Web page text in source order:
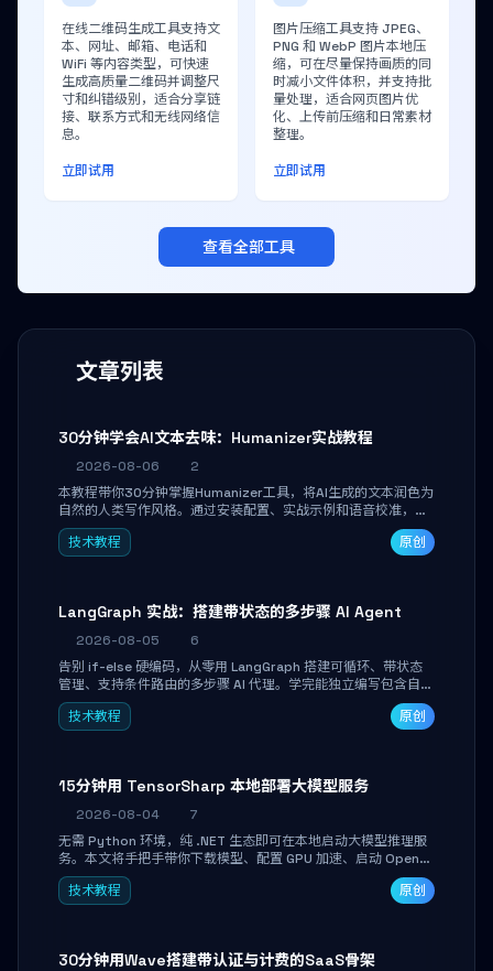
文章列表
30分钟学会AI文本去味：Humanizer实战教程
2026-08-06
2
本教程带你30分钟掌握Humanizer工具，将AI生成的文本润色为
自然的人类写作风格。通过安装配置、实战示例和语音校准，让
你的内容告别AI痕迹，匹配个人写作习惯，适合内容创作者和技
术博主。
技术教程 原创
LangGraph 实战：搭建带状态的多步骤 AI Agent
2026-08-05
6
告别 if-else 硬编码，从零用 LangGraph 搭建可循环、带状态
管理、支持条件路由的多步骤 AI 代理。学完能独立编写包含自动
决策、工具调用和持久化状态的复杂工作流，并避开递归溢出、
状态丢失等常见坑点。
技术教程 原创
15分钟用 TensorSharp 本地部署大模型服务
2026-08-04
7
无需 Python 环境，纯 .NET 生态即可在本地启动大模型推理服
务。本文将手把手带你下载模型、配置 GPU 加速、启动 OpenAI
兼容 API，并在 C# 业务代码中无缝调用。数据不出网，零门槛
搞定本地 LLM 部署。
技术教程 原创
30分钟用Wave搭建带认证与计费的SaaS骨架
在线二维码生成工具支持文
本、网址、邮箱、电话和
WiFi 等内容类型，可快速
生成高质量二维码并调整尺
寸和纠错级别，适合分享链
接、联系方式和无线网络信
息。
立即试用
图片压缩工具支持 JPEG、
PNG 和 WebP 图片本地压
缩，可在尽量保持画质的同
时减小文件体积，并支持批
量处理，适合网页图片优
化、上传前压缩和日常素材
整理。
立即试用
查看全部工具